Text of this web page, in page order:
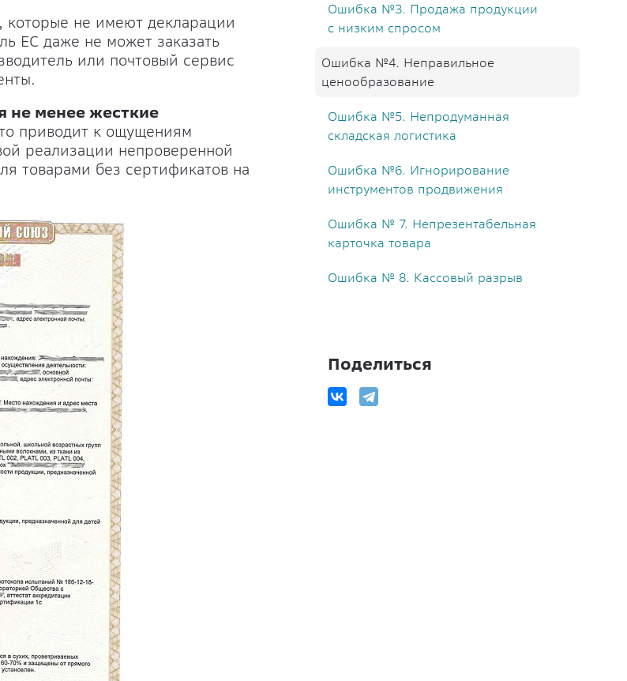
которые не имеют декларации
ЕС даже не может заказать
или почтовый сервис
не менее жесткие
приводит к ощущениям
реализации непроверенной
товарами без сертификатов на
Ошибка №3. Продажа продукции
с низким спросом
Ошибка №4. Неправильное
ценообразование
Ошибка №5. Непродуманная
складская логистика
Ошибка №6. Игнорирование
инструментов продвижения
Ошибка № 7. Непрезентабельная
карточка товара
Ошибка № 8. Кассовый разрыв
Поделиться